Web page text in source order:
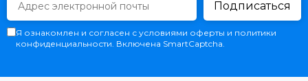
Подписаться
Я ознакомлен и согласен с условиями оферты и политики
конфиденциальности. Включена SmartCaptcha.